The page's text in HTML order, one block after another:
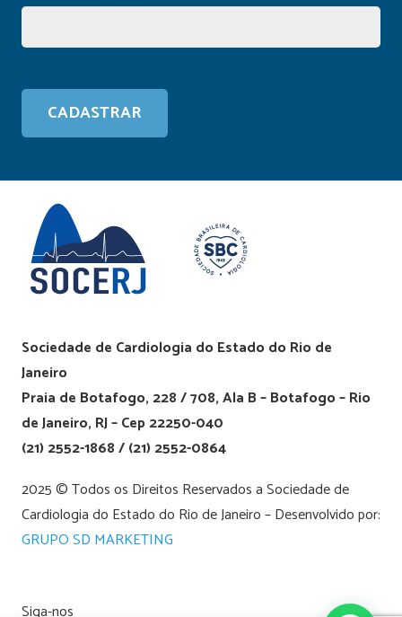
Sociedade de Cardiologia do Estado do Rio de
Janeiro
Praia de Botafogo, 228 / 708, Ala B – Botafogo – Rio
de Janeiro, RJ – Cep 22250-040
(21) 2552-1868 / (21) 2552-0864
2025 © Todos os Direitos Reservados a Sociedade de
Cardiologia do Estado do Rio de Janeiro – Desenvolvido por:
GRUPO SD MARKETING